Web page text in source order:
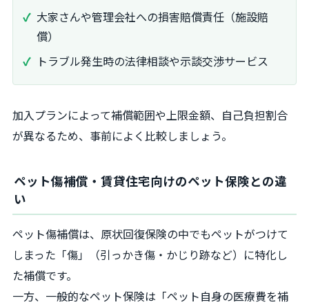
大家さんや管理会社への損害賠償責任（施設賠
償）
トラブル発生時の法律相談や示談交渉サービス
加入プランによって補償範囲や上限金額、自己負担割合
が異なるため、事前によく比較しましょう。
ペット傷補償・賃貸住宅向けのペット保険との違
い
ペット傷補償は、原状回復保険の中でもペットがつけて
しまった「傷」（引っかき傷・かじり跡など）に特化し
た補償です。
一方、一般的なペット保険は「ペット自身の医療費を補